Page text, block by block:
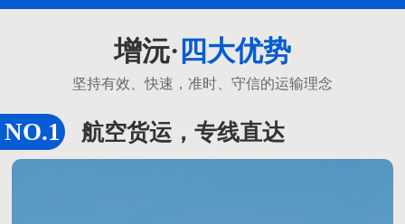
增沅· 四大优势
坚持有效、快速，准时、守信的运输理念
航空货运，专线直达